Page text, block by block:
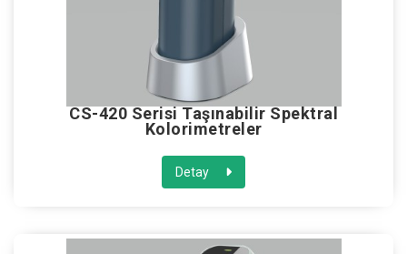
CS-420 Serisi Taşınabilir Spektral
Kolorimetreler
Detay